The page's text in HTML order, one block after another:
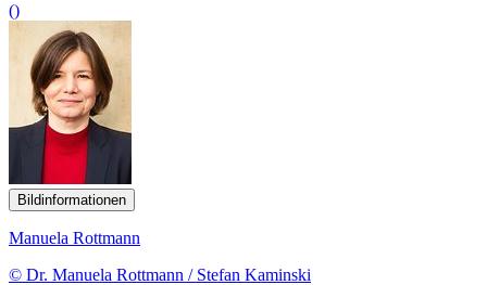
()
Bildinformationen
Manuela Rottmann
© Dr. Manuela Rottmann / Stefan Kaminski